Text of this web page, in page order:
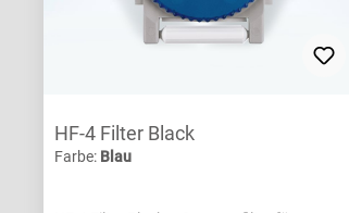
HF-4 Filter Black
Farbe: Blau